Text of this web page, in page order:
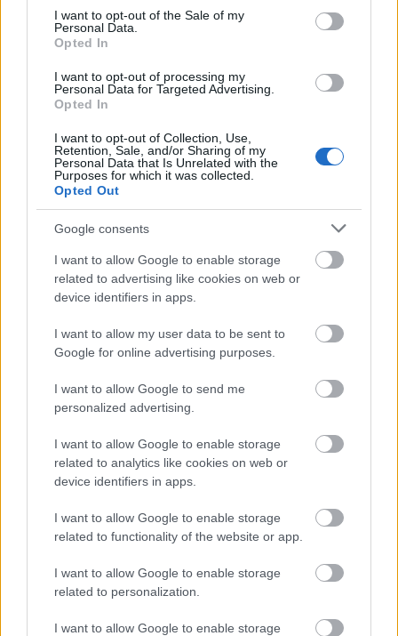
consent section.
I want to opt-out of the Sale of my
Personal Data.
Opted In
I want to opt-out of processing my
Personal Data for Targeted Advertising.
Opted In
I want to opt-out of Collection, Use,
Retention, Sale, and/or Sharing of my
Personal Data that Is Unrelated with the
Purposes for which it was collected.
Opted Out
Google consents
I want to allow Google to enable storage
related to advertising like cookies on web or
device identifiers in apps.
I want to allow my user data to be sent to
Google for online advertising purposes.
I want to allow Google to send me
personalized advertising.
I want to allow Google to enable storage
related to analytics like cookies on web or
device identifiers in apps.
I want to allow Google to enable storage
related to functionality of the website or app.
I want to allow Google to enable storage
related to personalization.
I want to allow Google to enable storage
Αποθήκευσε το όνομά μου, email, και τον ιστότοπο μου σε
αυτόν τον πλοηγό για την επόμενη φορά που θα σχολιάσω.
ΠΙΣΩ ΣΕ Προσκοπικά παιχνίδια
Σχετικά προϊόντα